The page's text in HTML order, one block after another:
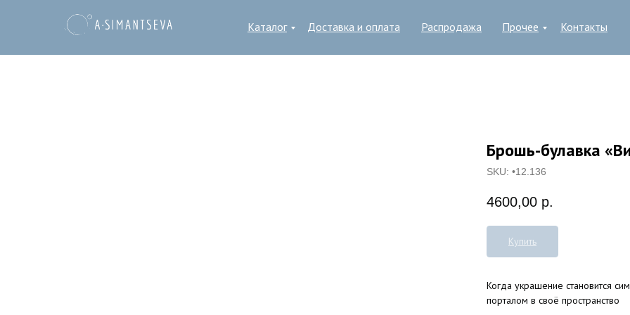
Каталог Контакты
Доставка и оплата Прочее
Распродажа
Брошь-булавка
SKU: •12.136
4600,00 р.
Купить
Когда украшение становится
порталом в своё пространство